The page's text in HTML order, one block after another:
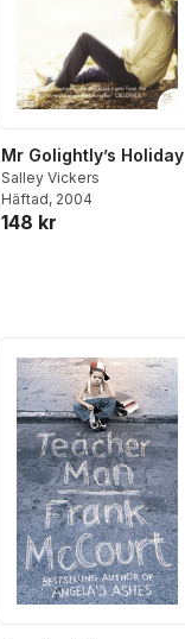
Mr Golightly’s Holiday
Salley Vickers
Häftad, 2004
148 kr